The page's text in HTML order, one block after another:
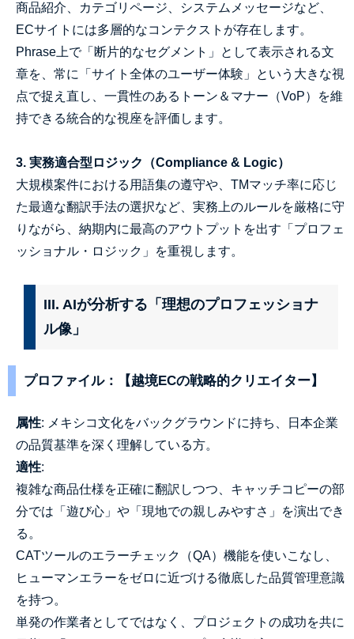
商品紹介、カテゴリページ、システムメッセージなど、
ECサイトには多層的なコンテクストが存在します。
Phrase上で「断片的なセグメント」として表示される文
章を、常に「サイト全体のユーザー体験」という大きな視
点で捉え直し、一貫性のあるトーン＆マナー（VoP）を維
持できる統合的な視座を評価します。
3. 実務適合型ロジック（Compliance & Logic）
大規模案件における用語集の遵守や、TMマッチ率に応じ
た最適な翻訳手法の選択など、実務上のルールを厳格に守
りながら、納期内に最高のアウトプットを出す「プロフェ
ッショナル・ロジック」を重視します。
III. AIが分析する「理想のプロフェッショナ
ル像」
プロファイル：【越境ECの戦略的クリエイター】
属性: メキシコ文化をバックグラウンドに持ち、日本企業
の品質基準を深く理解している方。
適性:
複雑な商品仕様を正確に翻訳しつつ、キャッチコピーの部
分では「遊び心」や「現地での親しみやすさ」を演出でき
る。
CATツールのエラーチェック（QA）機能を使いこなし、
ヒューマンエラーをゼロに近づける徹底した品質管理意識
を持つ。
単発の作業者としてではなく、プロジェクトの成功を共に